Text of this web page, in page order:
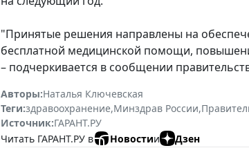
"Принятые решения направлены на
бесплатной медицинской помощи,
– подчеркивается в сообщении
Авторы:Наталья Ключевская
Теги:здравоохранение,Минздрав России,
Источник:ГАРАНТ.РУ
Читать ГАРАНТ.РУ в
Новостии
Дзен